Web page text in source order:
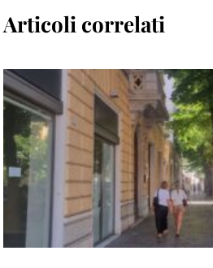
Articoli correlati